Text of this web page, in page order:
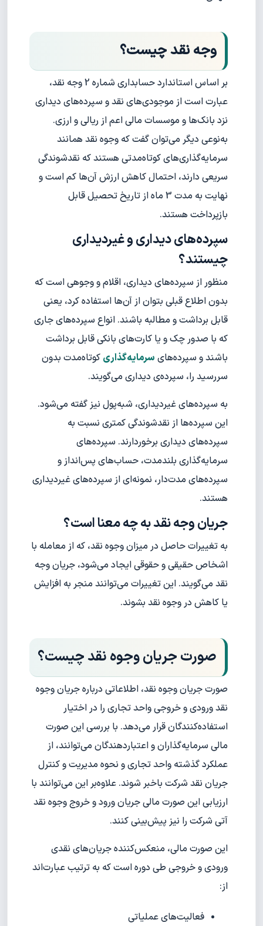
وجه نقد چیست؟
بر اساس استاندارد حسابداری شماره 2 وجه نقد،
عبارت است از موجود‌ی‌های نقد و سپرده‌های دیداری
نزد بانک‌ها و موسسات مالی اعم از ریالی و ارزی.
به‌نوعی دیگر می‌توان گفت که وجوه ‌نقد همانند
سرمایه‌گذاری‌های کوتاه‌مدتی هستند که نقدشوندگی
سریعی دارند، احتمال کاهش ارزش آن‌ها کم است و
نهایت به مدت 3 ماه از تاریخ تحصیل قابل
بازپرداخت هستند.
سپرده‌های دیداری و غیردیداری
چیستند؟
منظور از سپرده‌های دیداری، اقلام و وجوهی است که
بدون اطلاع قبلی بتوان از آن‌ها استفاده کرد، یعنی
قابل برداشت و مطالبه باشند. انواع سپرده‌های جاری
که با صدور چک و یا کارت‌های بانکی قابل برداشت
باشند و سپرده‌های سرمایه‌گذاری کوتاه‌مدت بدون
سر‌رسید را، سپرده‌ی دیداری می‌گویند.
به سپرده‌های غیر‌دیداری، شبه‌پول نیز گفته می‌شود.
این سپرده‌ها از نقد‌شوندگی کمتری نسبت به
سپرده‌های دیداری برخوردارند. سپرده‌های
سرمایه‌گذاری بلند‌مدت، حساب‌های پس‌انداز و
سپرده‌های مدت‌دار، نمونه‌ای از سپرده‌های غیر‌دیداری
هستند.
جریان وجه نقد به چه معنا است؟
به تغییرات حاصل در میزان وجوه نقد، که از معامله با
اشخاص حقیقی و حقوقی ایجاد می‌شود، جریان وجه
نقد می‌گویند. این تغییرات می‌توانند منجر به افزایش
یا کاهش در وجوه نقد بشوند.
صورت جریان وجوه نقد چیست؟
صورت جریان وجوه نقد، اطلاعاتی درباره جریان وجوه
نقد ورودی و خروجی واحد تجاری را در اختیار
استفاده‌کنندگان قرار می‌دهد. با بررسی این صورت
مالی سرمایه‌گذاران و اعتباردهندگان می‌توانند، از
عملکرد گذشته واحد تجاری و نحوه مدیریت و کنترل
جریان نقد شرکت با‌خبر شوند. علاوه‌بر این می‌توانند با
ارزیابی این صورت مالی جریان ورود و خروج وجوه نقد
آتی شرکت را نیز پیش‌بینی کنند.
این صورت مالی، منعکس‌کننده جریان‌های نقدی
ورودی و خروجی طی دوره است که به ترتیب عبارت‌اند
از:
فعالیت‌های عملیاتی